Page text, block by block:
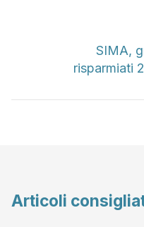
SIMA,
risparmiati
Articoli